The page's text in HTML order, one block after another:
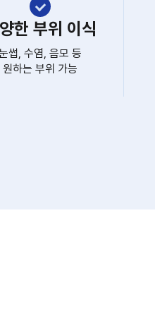
한 부위 이식
썹, 수염, 음모 등
원하는 부위 가능